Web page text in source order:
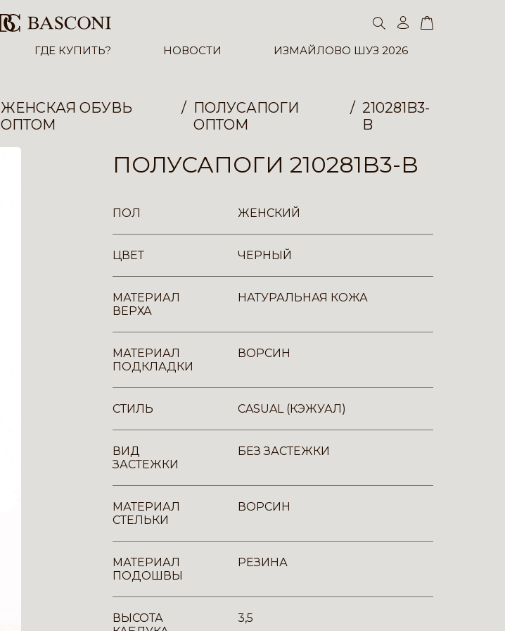
ГДЕ КУПИТЬ? НОВОСТИ ИЗМАЙЛОВО ШУЗ 2026
ЖЕНСКАЯ ОБУВЬ
ОПТОМ
ПОЛУСАПОГИ
ОПТОМ
210281B3-
B
ПОЛУСАПОГИ 210281B3-B
ПОЛ ЖЕНСКИЙ
ЦВЕТ ЧЕРНЫЙ
МАТЕРИАЛ
ВЕРХА
НАТУРАЛЬНАЯ КОЖА
МАТЕРИАЛ
ПОДКЛАДКИ
ВОРСИН
СТИЛЬ CASUAL (КЭЖУАЛ)
ВИД
ЗАСТЕЖКИ
БЕЗ ЗАСТЕЖКИ
МАТЕРИАЛ
СТЕЛЬКИ
ВОРСИН
МАТЕРИАЛ
ПОДОШВЫ
РЕЗИНА
ВЫСОТА
3,5